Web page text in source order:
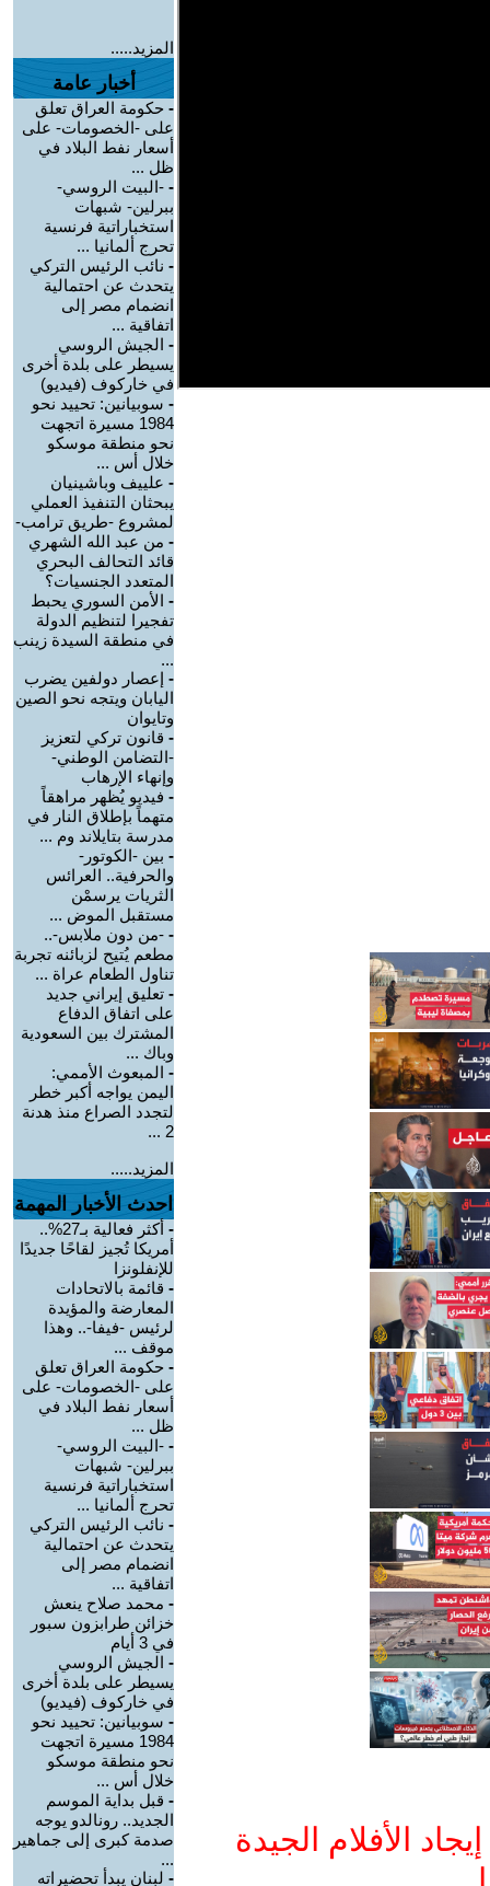
الأفلام الجيدة
المزيد.....
أخبار عامة
- حكومة العراق تعلق
على -الخصومات- على
أسعار نفط البلاد في
ظل ...
- -البيت الروسي-
ببرلين- شبهات
استخباراتية فرنسية
تحرج ألمانيا ...
- نائب الرئيس التركي
يتحدث عن احتمالية
انضمام مصر إلى
اتفاقية ...
- الجيش الروسي
يسيطر على بلدة أخرى
في خاركوف (فيديو)
- سوبيانين: تحييد نحو
1984 مسيرة اتجهت
نحو منطقة موسكو
خلال أس ...
- علييف وباشينيان
يبحثان التنفيذ العملي
لمشروع -طريق ترامب-
- من عبد الله الشهري
قائد التحالف البحري
المتعدد الجنسيات؟
- الأمن السوري يحبط
تفجيرا لتنظيم الدولة
في منطقة السيدة زينب
...
- إعصار دولفين يضرب
اليابان ويتجه نحو الصين
وتايوان
- قانون تركي لتعزيز
-التضامن الوطني-
وإنهاء الإرهاب
- فيديو يُظهر مراهقاً
متهماً بإطلاق النار في
مدرسة بتايلاند وم ...
- بين -الكوتور-
والحرفية.. العرائس
الثريات يرسمْن
مستقبل الموض ...
- -من دون ملابس-..
مطعم يُتيح لزبائنه تجربة
تناول الطعام عراة ...
- تعليق إيراني جديد
على اتفاق الدفاع
المشترك بين السعودية
وباك ...
- المبعوث الأممي:
اليمن يواجه أكبر خطر
لتجدد الصراع منذ هدنة
2 ...
المزيد.....
احدث الأخبار المهمة
-
أكثر فعالية بـ27%..
أمريكا تُجيز لقاحًا جديدًا
للإنفلونزا
- قائمة بالاتحادات
المعارضة والمؤيدة
لرئيس -فيفا-.. وهذا
موقف ...
- حكومة العراق تعلق
على -الخصومات- على
أسعار نفط البلاد في
ظل ...
- -البيت الروسي-
ببرلين- شبهات
استخباراتية فرنسية
تحرج ألمانيا ...
- نائب الرئيس التركي
يتحدث عن احتمالية
انضمام مصر إلى
اتفاقية ...
- محمد صلاح ينعش
خزائن طرابزون سبور
في 3 أيام
- الجيش الروسي
يسيطر على بلدة أخرى
في خاركوف (فيديو)
- سوبيانين: تحييد نحو
1984 مسيرة اتجهت
نحو منطقة موسكو
خلال أس ...
- قبل بداية الموسم
الجديد.. رونالدو يوجه
صدمة كبرى إلى جماهير
...
- لبنان يبدأ تحضيراته